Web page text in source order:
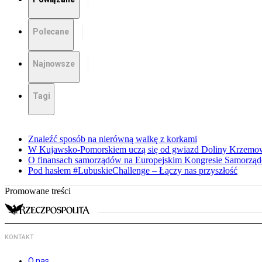
Polecane
Najnowsze
Tagi
Znaleźć sposób na nierówną walkę z korkami
W Kujawsko-Pomorskiem uczą się od gwiazd Doliny
O finansach samorządów na Europejskim Kongresie
Pod hasłem #LubuskieChallenge – Łączy nas przyszłość
Promowane treści
KONTAKT